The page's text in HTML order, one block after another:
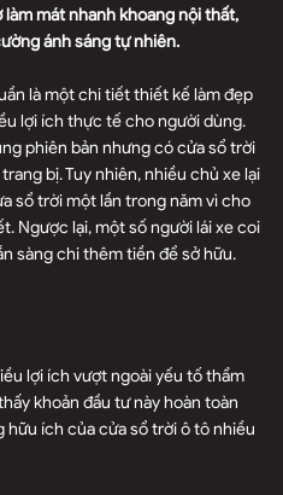
mát nhanh khoang nội thất,
ánh sáng tự nhiên.
là một chi tiết thiết kế làm đẹp
lợi ích thực tế cho người dùng.
phiên bản nhưng có cửa sổ trời
bị. Tuy nhiên, nhiều chủ xe lại
sổ trời một lần trong năm vì cho
Ngược lại, một số người lái xe coi
sàng chi thêm tiền để sở hữu.
lợi ích vượt ngoài yếu tố thẩm
khoản đầu tư này hoàn toàn
hữu ích của cửa sổ trời ô tô nhiều